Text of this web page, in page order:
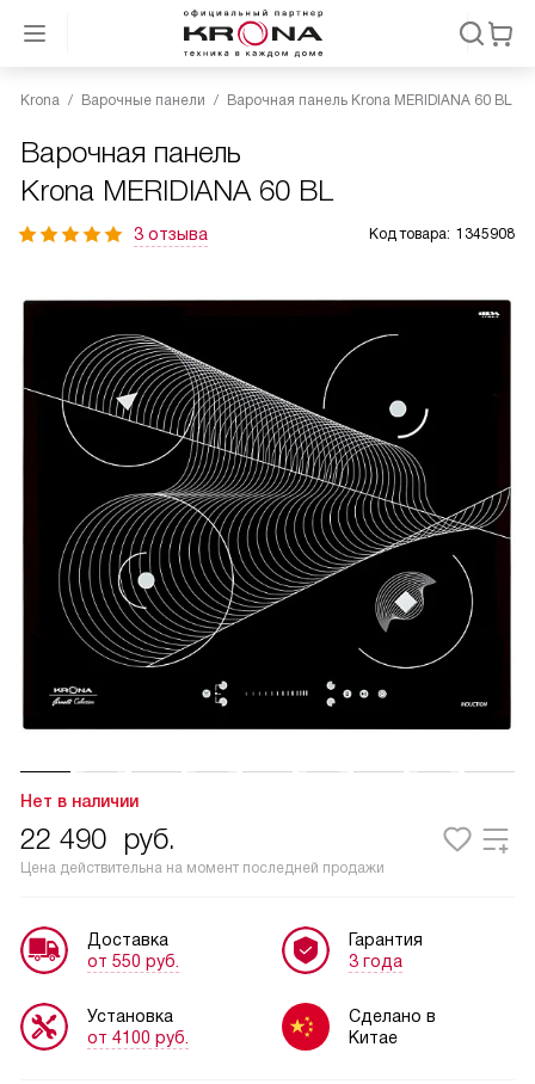
Krona Варочные панели Варочная панель Krona MERIDIANA 60 BL
Варочная панель
Krona MERIDIANA 60 BL
3 отзыва Код товара: 1345908
Нет в наличии
22 490 руб.
Цена действительна на момент последней продажи
Доставка
от 550 руб.
Установка
от 4100 руб.
Гарантия
3 года
Сделано в
Китае